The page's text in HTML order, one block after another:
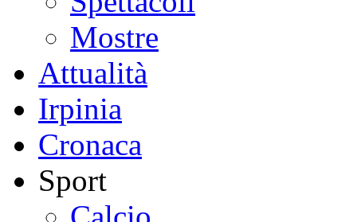
Mostre
Attualità
Irpinia
Cronaca
Sport